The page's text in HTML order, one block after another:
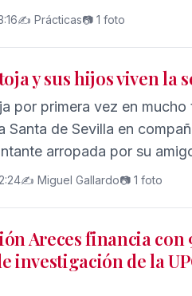
en un mal partido en el
✍️ Prácticas📷 1 foto
y sus hijos viven la
por primera vez en
Santa de Sevilla en
arropada por su
Bollo con sus hijos,
✍️ Miguel Gallardo📷 1 foto
Areces financia con
investigación de la